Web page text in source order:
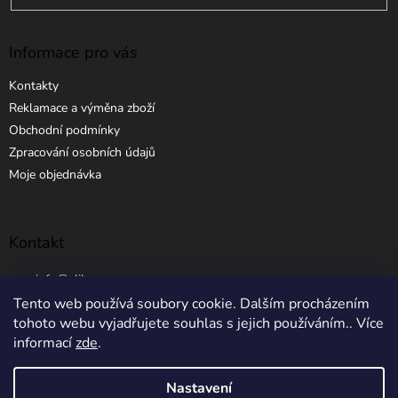
Tento web používá soubory cookie. Dalším procházením
tohoto webu vyjadřujete souhlas s jejich používáním.. Více
informacízde.
Nastavení
Informace pro vás
Kontakty
Reklamace a výměna zboží
Obchodní podmínky
Zpracování osobních údajů
Moje objednávka
Kontakt
info @ elibros.cz
+420 734 184 444